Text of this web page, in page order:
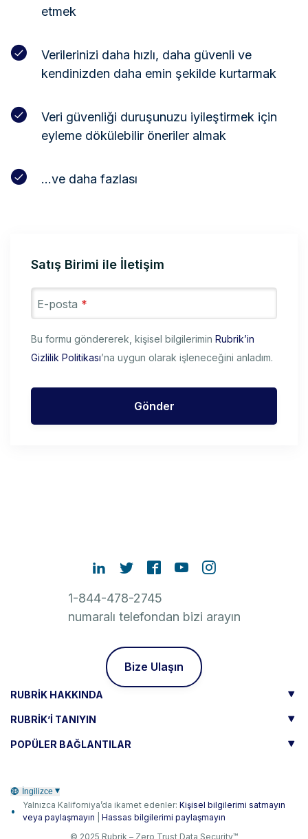
etmek
Verilerinizi daha hızlı, daha güvenli ve
kendinizden daha emin şekilde kurtarmak
Veri güvenliği duruşunuzu iyileştirmek için
eyleme dökülebilir öneriler almak
…ve daha fazlası
Satış Birimi ile İletişim
E-posta *
Bu formu göndererek, kişisel bilgilerimin Rubrik’in
Gizlilik Politikası’na uygun olarak işleneceğini anladım.
Gönder
1-844-478-2745
numaralı telefondan bizi arayın
Bize Ulaşın
RUBRIK HAKKINDA
RUBRIK’I TANIYIN
POPÜLER BAĞLANTILAR
İngilizce
Yalnızca Kaliforniya’da ikamet edenler: Kişisel bilgilerimi satmayın
veya paylaşmayın
Hassas bilgilerimi paylaşmayın
© 2025 Rubrik – Zero Trust Data Security™